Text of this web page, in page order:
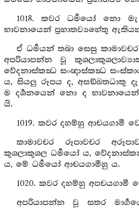
1018. කවර ධර්‍මයෝ නො
භාවනායෙන් ප්‍රහාතව්‍යහේතු
ඒ ධර්‍මයන් තබා සෙසු
අපරියාපන්න වූ
වේදනාස්කන්‍ධ සංඥාස්කන්‍ධ
ය, සියලු රූපය ද, අසඞ්ඛතධාතු
ම දර්‍ශනයෙන් නො ද
යි.
1019. කවර දහම්හු ආචයගාමී
කාමාවචර රූපාවචර
කුශලාකුශල ධර්‍මයෝ ය,
ය, මේ ධර්‍මයෝ ආචයගාමීහු ය.
1020. කවර දහම්හු අපචයගාමී
අපරියාපන්න වූ සතර